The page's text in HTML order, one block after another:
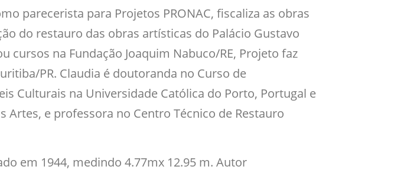
parecerista para Projetos PRONAC, fiscaliza as obras
do restauro das obras artísticas do Palácio Gustavo
na Fundação Joaquim Nabuco/RE, Projeto faz
PR. Claudia é doutoranda no Curso de
Culturais na Universidade Católica do Porto, Portugal e
Artes, e professora no Centro Técnico de Restauro
em 1944, medindo 4.77mx 12.95 m. Autor